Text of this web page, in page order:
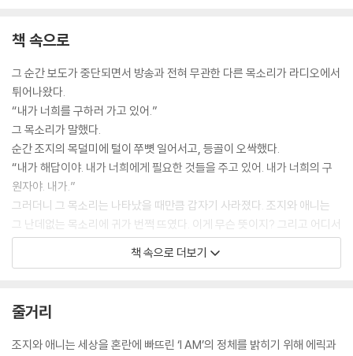
책 속으로
그 순간 보도가 중단되면서 방송과 전혀 무관한 다른 목소리가 라디오에서
튀어나왔다.
“내가 너희를 구하러 가고 있어.”
그 목소리가 말했다.
순간 조지의 목덜미에 털이 쭈뼛 일어서고, 등골이 오싹했다.
“내가 해답이야. 내가 너희에게 필요한 것들을 주고 있어. 내가 너희의 구
원자야. 내가.”
그러더니 그 목소리는 나타났을 때만큼 갑자기 사라졌다. 조지와 애니는
그 난데없는 목소리에 귀가 번쩍 뜨였다. 이게 무슨 뜻이지? 그리고 어디서
나온 소리지? --- pp.12~13
이봇이 마침내 우주의 문 앞에 섰다.
그 순간 애니가 이봇의 다리에 매달린 헤라를 발견하고 비명을 지르며 아
책 속으로 더보기
줄거리
조지와 애니는 세상을 혼란에 빠뜨린 ‘I AM’의 정체를 밝히기 위해 에릭과